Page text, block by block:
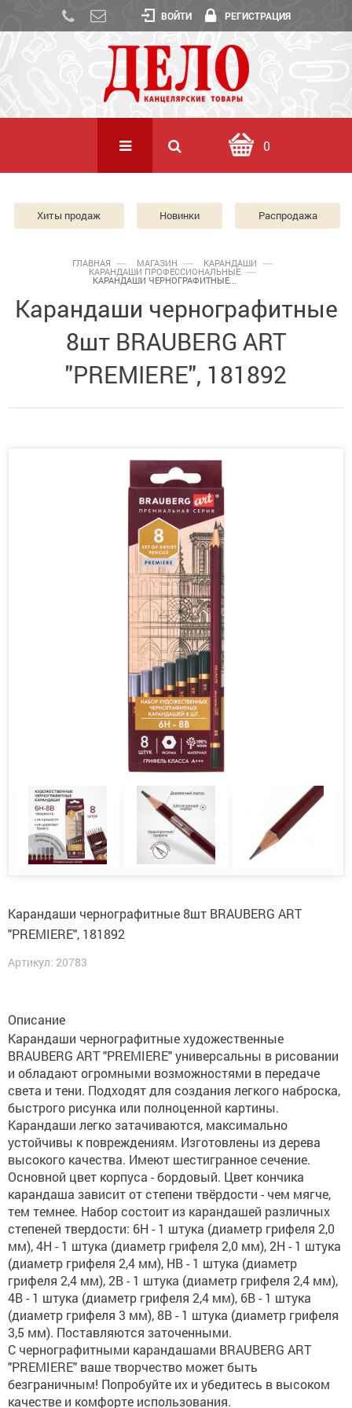
ВОЙТИ РЕГИСТРАЦИЯ
0
Хиты продаж Новинки Распродажа
ГЛАВНАЯ МАГАЗИН КАРАНДАШИ
КАРАНДАШИ ПРОФЕССИОНАЛЬНЫЕ
КАРАНДАШИ ЧЕРНОГРАФИТНЫЕ...
Карандаши чернографитные
8шт BRAUBERG ART
"PREMIERE", 181892
Карандаши чернографитные 8шт BRAUBERG ART
"PREMIERE", 181892
Артикул: 20783
Описание
Карандаши чернографитные художественные
BRAUBERG ART "PREMIERE" универсальны в рисовании
и обладают огромными возможностями в передаче
света и тени. Подходят для создания легкого наброска,
быстрого рисунка или полноценной картины.
Карандаши легко затачиваются, максимально
устойчивы к повреждениям. Изготовлены из дерева
высокого качества. Имеют шестигранное сечение.
Основной цвет корпуса - бордовый. Цвет кончика
карандаша зависит от степени твёрдости - чем мягче,
тем темнее. Набор состоит из карандашей различных
степеней твердости: 6H - 1 штука (диаметр грифеля 2,0
мм), 4H - 1 штука (диаметр грифеля 2,0 мм), 2H - 1 штука
(диаметр грифеля 2,4 мм), HB - 1 штука (диаметр
грифеля 2,4 мм), 2B - 1 штука (диаметр грифеля 2,4 мм),
4B - 1 штука (диаметр грифеля 2,4 мм), 6B - 1 штука
(диаметр грифеля 3 мм), 8B - 1 штука (диаметр грифеля
3,5 мм). Поставляются заточенными.
С чернографитными карандашами BRAUBERG ART
"PREMIERE" ваше творчество может быть
безграничным! Попробуйте их и убедитесь в высоком
качестве и комфорте использования.